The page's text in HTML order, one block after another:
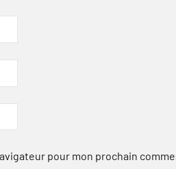
pour mon prochain